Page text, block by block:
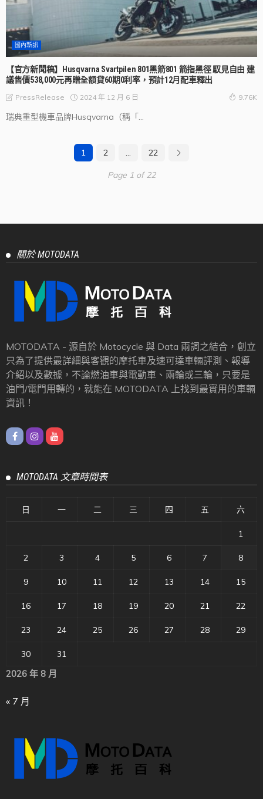
國內新訊
【官方新聞稿】Husqvarna Svartpilen 801黑箭801 箭指黑徑 馭見自由 建
議售價538,000元再贈全額貸60期0利率，預計12月配車釋出
PressRelease 2024 年 12 月 6 日 9.76K
瑞典重型機車品牌Husqvarna（稱「...
1 2 ... 22
Page 1 of 22
關於 MOTODATA
MOTODATA - 源自於 Motocycle 與 Data 兩詞之結合，創立
只為了提供最詳細與客觀的摩托車及速可達車輛評測、報導
介紹以及數據，不論燃油車與電動車、兩輪或三輪，只要是
油門/電門用轉的，就能在 MOTODATA 上找到最實用的車輛
資訊！
MOTODATA 文章時間表
2026 年 8 月
日 一 二 三 四 五 六
1
2 3 4 5 6 7 8
9 10 11 12 13 14 15
16 17 18 19 20 21 22
23 24 25 26 27 28 29
30 31
« 7 月